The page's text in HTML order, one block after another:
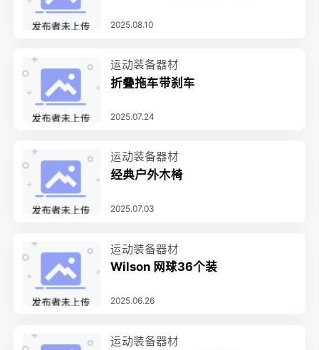
2025.08.10
运动装备器材
折叠拖车带刹车
2025.07.24
运动装备器材
经典户外木椅
2025.07.03
运动装备器材
Wilson 网球36个装
2025.06.26
运动装备器材